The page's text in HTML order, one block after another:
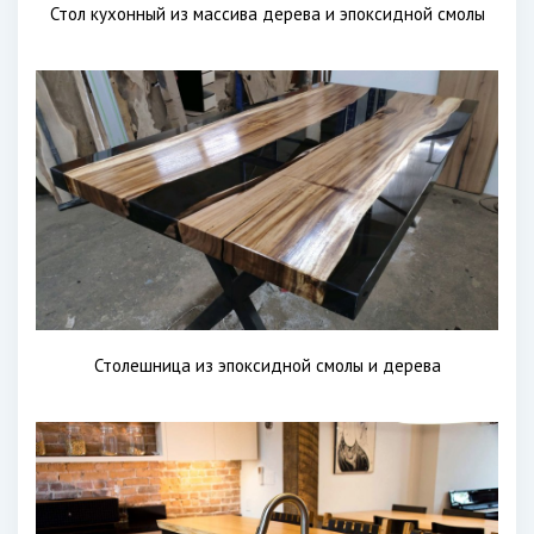
Стол кухонный из массива дерева и эпоксидной смолы
Столешница из эпоксидной смолы и дерева